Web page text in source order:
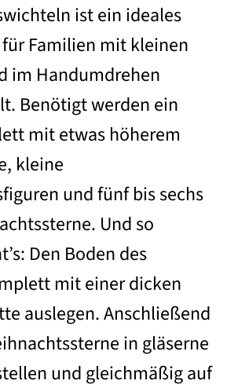
ist ein ideales
Familien mit kleinen
im Handumdrehen
Benötigt werden ein
mit etwas höherem
kleine
und fünf bis sechs
Und so
Den Boden des
mit einer dicken
auslegen. Anschließend
in gläserne
und gleichmäßig auf